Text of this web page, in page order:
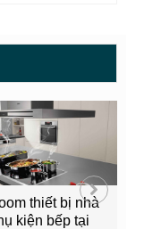
thiết bị nhà
kiện bếp tại